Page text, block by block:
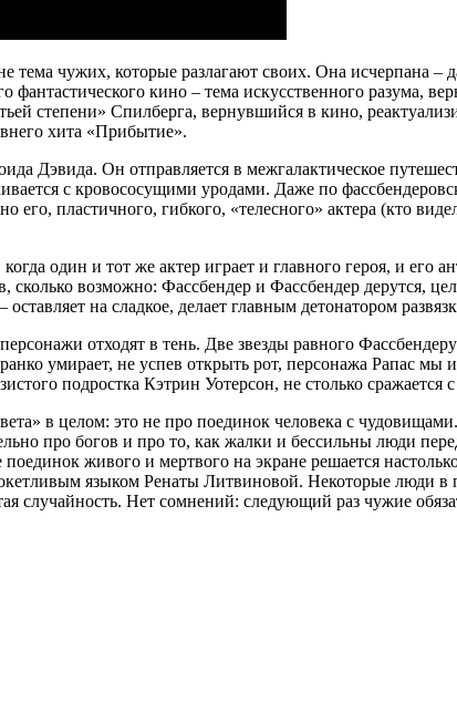
тема чужих, которые разлагают своих. Она исчерпана –
фантастического кино – тема искусственного
степени» Спилберга, вернувшийся в кино,
хита «Прибытие».
Дэвида. Он отправляется в межгалактическое
с кровососущими уродами. Даже по
его, пластичного, гибкого, «телесного» актера (кто
один и тот же актер играет и главного героя, и его
сколько возможно: Фассбендер и Фассбендер дерутся,
на сладкое, делает главным детонатором
отходят в тень. Две звезды равного
умирает, не успев открыть рот, персонажа Рапас
подростка Кэтрин Уотерсон, не столько сражается
в целом: это не про поединок человека с
про богов и про то, как жалки и бессильны люди
живого и мертвого на экране решается
языком Ренаты Литвиновой. Некоторые люди
случайность. Нет сомнений: следующий раз чужие